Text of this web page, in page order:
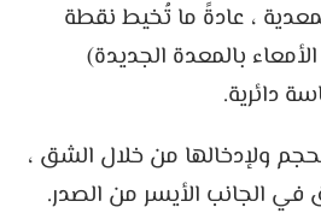
، عادةً ما تُخيط نقطة
بالمعدة الجديدة)
دائرية.
ولإدخالها من خلال الشق ،
الجانب الأيسر من الصدر.